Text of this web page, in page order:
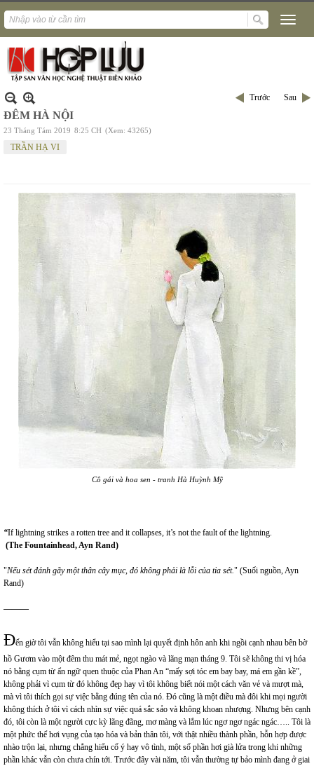
Trước Sau
ĐÊM HÀ NỘI
23 Tháng Tám 2019 8:25 CH (Xem: 43265)
TRẦN HẠ VI
Cô gái và hoa sen - tranh Hà Huỳnh Mỹ
“If lightning strikes a rotten tree and it collapses, it’s not the fault of the lightning.
(The Fountainhead, Ayn Rand)
"Nếu sét đánh gãy một thân cây mục, đó không phải là lỗi của tia sét." (Suối nguồn, Ayn
Rand)
———
Đến giờ tôi vẫn không hiểu tại sao mình lại quyết định hôn anh khi ngồi cạnh nhau bên bờ
hồ Gươm vào một đêm thu mát mẻ, ngọt ngào và lãng mạn tháng 9. Tôi sẽ không thi vị hóa
nó bằng cụm từ ẩn ngữ quen thuộc của Phan An “mấy sợi tóc em bay bay, má em gần kề”,
không phải vì cụm từ đó không đẹp hay vì tôi không biết nói một cách văn vẻ và mượt mà,
mà vì tôi thích gọi sự việc bằng đúng tên của nó. Đó cũng là một điều mà đôi khi mọi người
không thích ở tôi vì cách nhìn sự việc quá sắc sảo và không khoan nhượng. Nhưng bên cạnh
đó, tôi còn là một người cực kỳ lãng đãng, mơ màng và lắm lúc ngơ ngơ ngác ngác….. Tôi là
một phức thể hơi vụng của tạo hóa và bản thân tôi, với thật nhiều thành phần, hỗn hợp được
nhào trộn lại, nhưng chẳng hiểu cố ý hay vô tình, một số phần hơi già lửa trong khi những
phần khác vẫn còn chưa chín tới. Trước đây vài năm, tôi vẫn thường tự bảo mình đang ở giai